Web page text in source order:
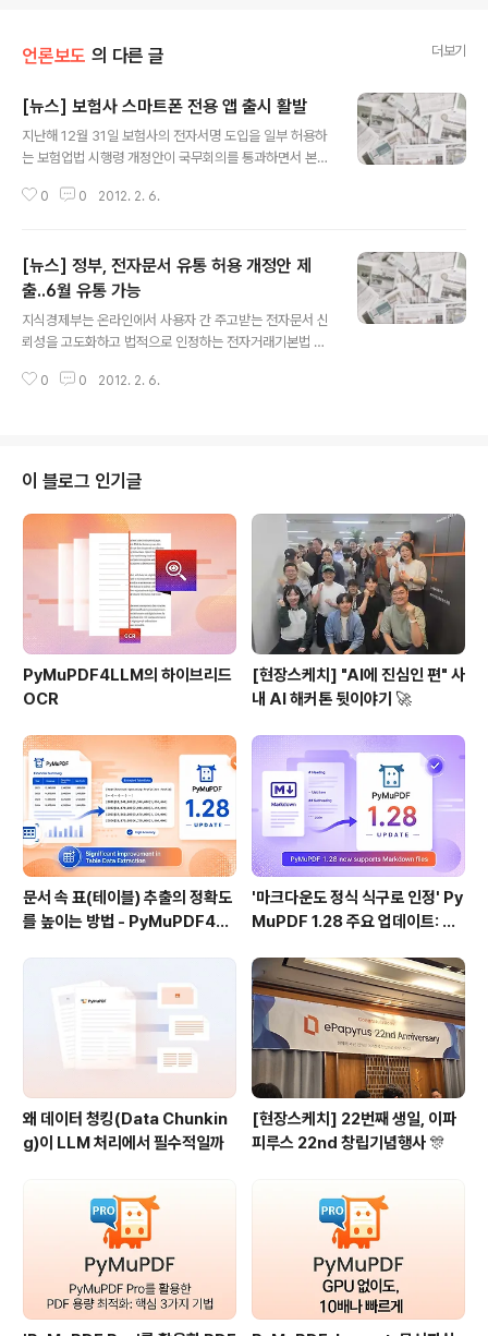
언론보도 의 다른 글 더보기
[뉴스] 보험사 스마트폰 전용 앱 출시 활발
지난해 12월 31일 보험사의 전자서명 도입을 일부 허용하
는 보험업법 시행령 개정안이 국무회의를 통과하면서 본격
보험료를 알아볼 수 있는 앱도 출시됐다. 스마트폰만 있으
원가입을 하면 실질적인 보험료 할인 혜택을 제공하는 스
마트폰 마케팅도 활발하다. - 머니투데이, 2012년 2월 3
일, [보험사 스마트폰 전용 앱 출시 활발] 기사 중 전자서명
이 법적으로 인정 받으면서(얼마 전 전자서명법 개정이 있
사실 알고 계시죠?) 관련 분야의 변화와 움직임이 빨라졌습
0 0 2012. 2. 6.
[뉴스] 정부, 전자문서 유통 허용 개정안 제
출..6월 유통 가능
지식경제부는 온라인에서 사용자 간 주고받는 전자문서 신
뢰성을 고도화하고 법적으로 인정하는 전자거래기본법 개
자문서는 공인전자문서보관소(공전소)에만 보관할 수 있을
이 사라진다. 다음 핫메일처럼 전자문서를 전문적으로 유
통하는 중개서비스(샤프(#)메일서비스) 시장도 새롭게 형
성된다. - 전자신문, 2012년 2월 2일, [정부, 전자문서 유
통 허용 개정안 제출..6월 유통 가능] 기사 중 전자문서 활
성화를 위한 환경 조성이 느리나마(개인마다 각각 다르게
느끼겠지만...) 한걸음씩 나아가고 있습니..
0 0 2012. 2. 6.
이 블로그 인기글
PyMuPDF4LLM의 하이브리드
OCR
[현장스케치] "AI에 진심인 편" 사
내 AI 해커톤 뒷이야기 🚀
문서 속 표(테이블) 추출의 정확도
를 높이는 방법 - PyMuPDF4LL
'마크다운도 정식 식구로 인정' Py
MuPDF 1.28 주요 업데이트: 샘
왜 데이터 청킹(Data Chunkin
g)이 LLM 처리에서 필수적일까
[현장스케치] 22번째 생일, 이파
피루스 22nd 창립기념행사 🎊